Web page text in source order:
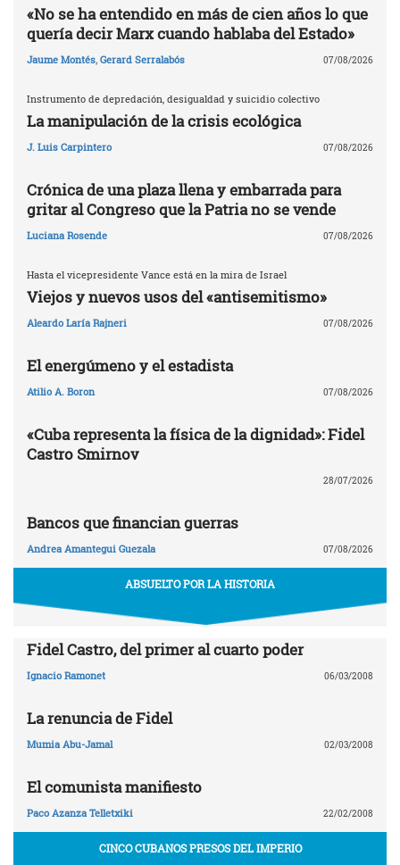
«No se ha entendido en más de cien años lo que
quería decir Marx cuando hablaba del Estado»
Jaume Montés, Gerard Serralabós 07/08/2026
Instrumento de depredación, desigualdad y suicidio colectivo
La manipulación de la crisis ecológica
J. Luis Carpintero 07/08/2026
Crónica de una plaza llena y embarrada para
gritar al Congreso que la Patria no se vende
Luciana Rosende 07/08/2026
Hasta el vicepresidente Vance está en la mira de Israel
Viejos y nuevos usos del «antisemitismo»
Aleardo Laría Rajneri 07/08/2026
El energúmeno y el estadista
Atilio A. Boron 07/08/2026
«Cuba representa la física de la dignidad»: Fidel
Castro Smirnov
28/07/2026
Bancos que financian guerras
Andrea Amantegui Guezala 07/08/2026
ABSUELTO POR LA HISTORIA
Fidel Castro, del primer al cuarto poder
Ignacio Ramonet 06/03/2008
La renuncia de Fidel
Mumia Abu-Jamal 02/03/2008
El comunista manifiesto
Paco Azanza Telletxiki 22/02/2008
CINCO CUBANOS PRESOS DEL IMPERIO